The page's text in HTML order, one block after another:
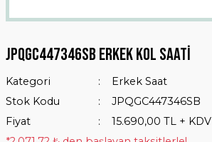
Jpqgc447346sb Erkek Kol Saati
Kategori
Erkek Saat
Stok Kodu
JPQGC447346SB
Fiyat
15.690,00 TL + KDV